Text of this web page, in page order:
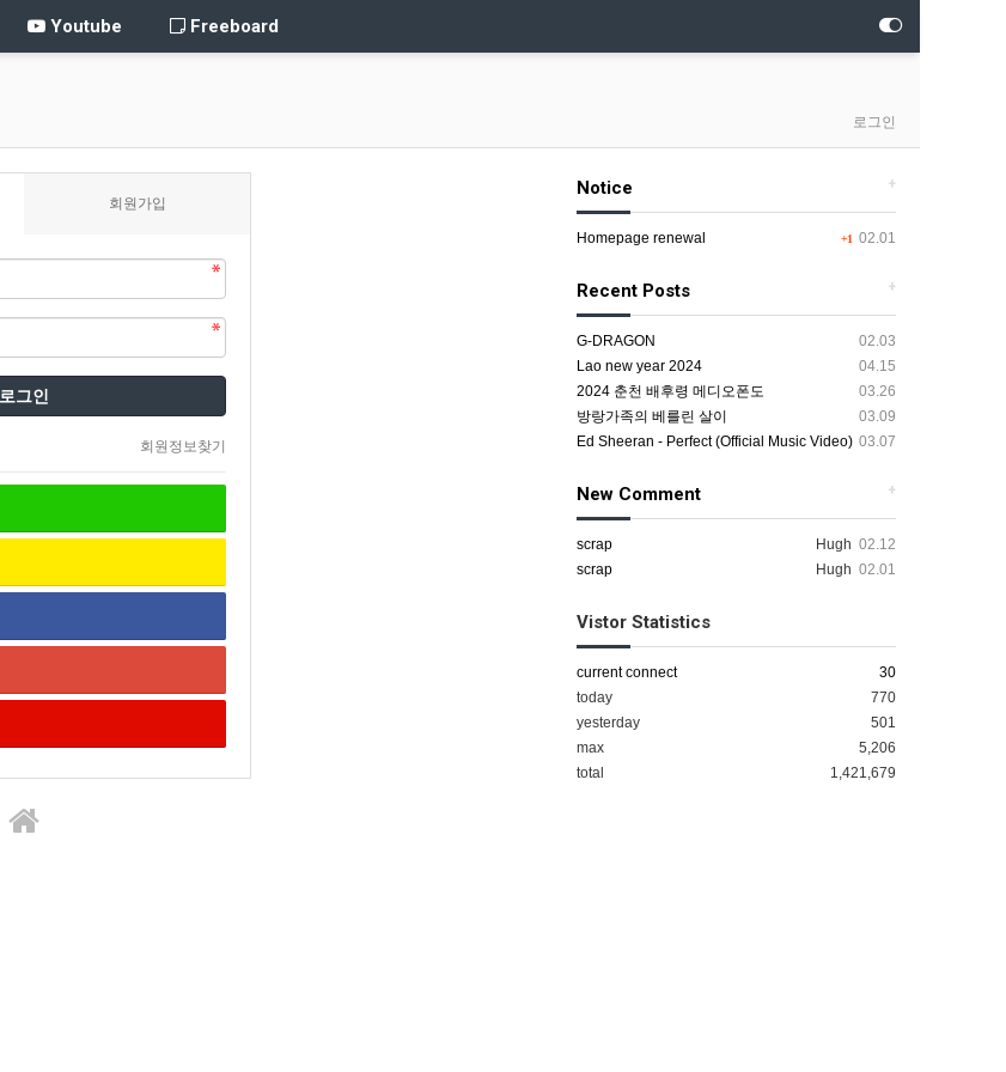
Youtube Freeboard
로그인
회원가입
로그인
회원정보찾기
+
Notice
+1 02.01
Homepage renewal
+
Recent Posts
02.03
G-DRAGON
04.15
Lao new year 2024
03.26
2024 춘천 배후령 메디오폰도
03.09
방랑가족의 베를린 살이
03.07
Ed Sheeran - Perfect (Official Music Video)
+
New Comment
Hugh 02.12
scrap
Hugh 02.01
scrap
Vistor Statistics
current connect
30
today
770
yesterday
501
max
5,206
total
1,421,679